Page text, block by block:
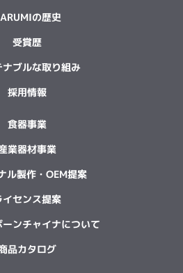
の歴史
受賞歴
ナブルな取り組み
採用情報
食器事業
業器材事業
ル製作・OEM提案
イセンス提案
ンチャイナについて
品カタログ